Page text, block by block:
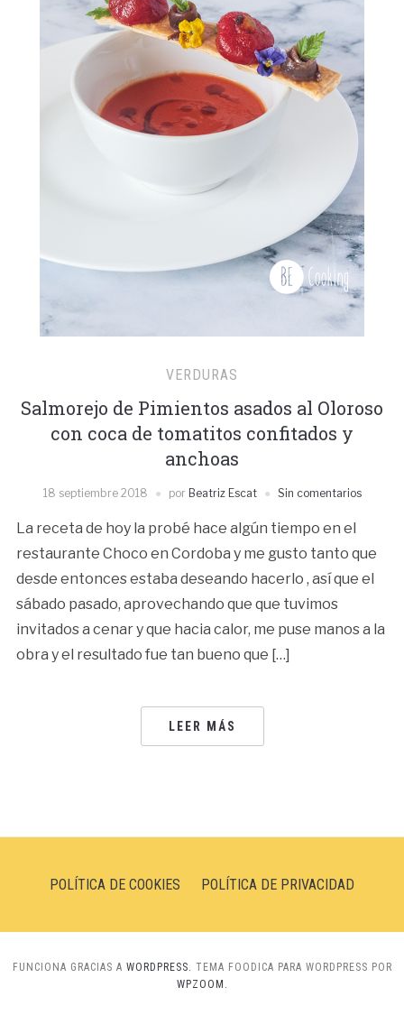
VERDURAS
Salmorejo de Pimientos asados al Oloroso
con coca de tomatitos confitados y
anchoas
18 septiembre 2018 por Beatriz Escat Sin comentarios
La receta de hoy la probé hace algún tiempo en el
restaurante Choco en Cordoba y me gusto tanto que
desde entonces estaba deseando hacerlo , así que el
sábado pasado, aprovechando que que tuvimos
invitados a cenar y que hacia calor, me puse manos a la
obra y el resultado fue tan bueno que […]
LEER MÁS
POLÍTICA DE COOKIES POLÍTICA DE PRIVACIDAD
FUNCIONA GRACIAS A WORDPRESS.
TEMA FOODICA PARA WORDPRESS POR
WPZOOM.